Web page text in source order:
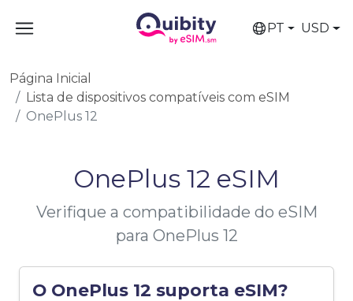
PT USD
Página Inicial
Lista de dispositivos compatíveis com eSIM
OnePlus 12
OnePlus 12 eSIM
Verifique a compatibilidade do eSIM
para OnePlus 12
O OnePlus 12 suporta eSIM?